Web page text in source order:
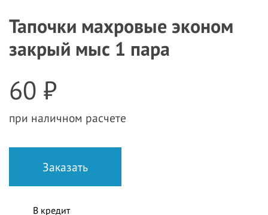
Тапочки махровые эконом
закрый мыс 1 пара
60 ₽
при наличном расчете
В кредит